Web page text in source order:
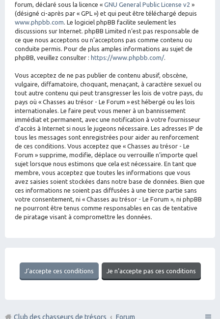
forum, déclaré sous la licence « GNU General Public License v2 »
(désigné ci-après par « GPL ») et qui peut être téléchargé depuis
www.phpbb.com. Le logiciel phpBB facilite seulement les
discussions sur Internet. phpBB Limited n’est pas responsable de
ce que nous acceptons ou n’acceptons pas comme contenu ou
conduite permis. Pour de plus amples informations au sujet de
phpBB, veuillez consulter : https://www.phpbb.com/.
Vous acceptez de ne pas publier de contenu abusif, obscène,
vulgaire, diffamatoire, choquant, menaçant, à caractère sexuel ou
tout autre contenu qui peut transgresser les lois de votre pays, du
pays où « Chasses au trésor - Le Forum » est hébergé ou les lois
internationales. Le faire peut vous mener à un bannissement
immédiat et permanent, avec une notification à votre fournisseur
d’accès à Internet si nous le jugeons nécessaire. Les adresses IP de
tous les messages sont enregistrées pour aider au renforcement
de ces conditions. Vous acceptez que « Chasses au trésor - Le
Forum » supprime, modifie, déplace ou verrouille n’importe quel
sujet lorsque nous estimons que cela est nécessaire. En tant que
membre, vous acceptez que toutes les informations que vous
avez saisies soient stockées dans notre base de données. Bien que
ces informations ne soient pas diffusées à une tierce partie sans
votre consentement, ni « Chasses au trésor - Le Forum », ni phpBB
ne pourront être tenus comme responsables en cas de tentative
de piratage visant à compromettre les données.
Club des chasseurs de trésors Forum